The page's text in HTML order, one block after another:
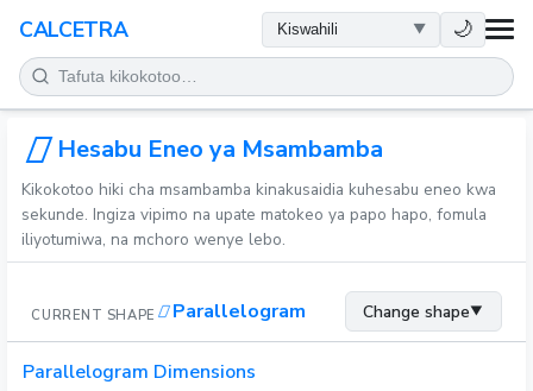
CALCETRA 🌙
HESABU
UONGOFU
SAYANSI
ZANA NYINGINE
Hesabu Eneo ya Msambamba
Kikokotoo hiki cha msambamba kinakusaidia kuhesabu eneo kwa
sekunde. Ingiza vipimo na upate matokeo ya papo hapo, fomula
iliyotumiwa, na mchoro wenye lebo.
CURRENT SHAPE Parallelogram Change shape▼
Parallelogram Dimensions